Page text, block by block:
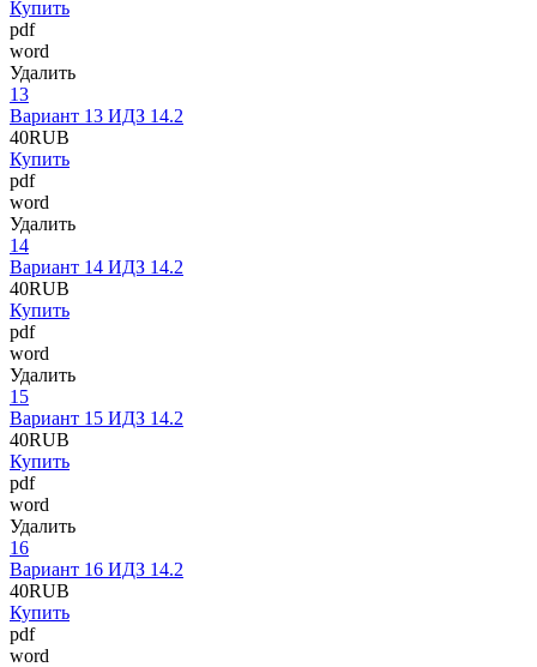
Купить
pdf
word
Удалить
13
Вариант 13 ИДЗ 14.2
40RUB
Купить
pdf
word
Удалить
14
Вариант 14 ИДЗ 14.2
40RUB
Купить
pdf
word
Удалить
15
Вариант 15 ИДЗ 14.2
40RUB
Купить
pdf
word
Удалить
16
Вариант 16 ИДЗ 14.2
40RUB
Купить
pdf
word